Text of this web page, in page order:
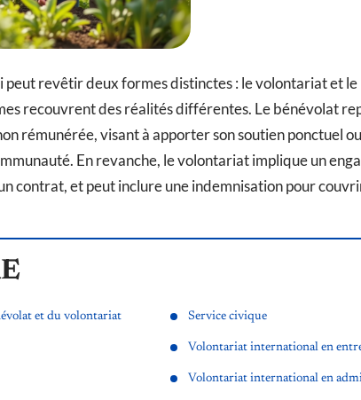
peut revêtir deux formes distinctes : le volontariat et
recouvrent des réalités différentes. Le bénévolat
rémunérée, visant à apporter son soutien ponctuel
En revanche, le volontariat implique un
contrat, et peut inclure une indemnisation pour
et du volontariat
Service civique
Volontariat international en
Volontariat international en